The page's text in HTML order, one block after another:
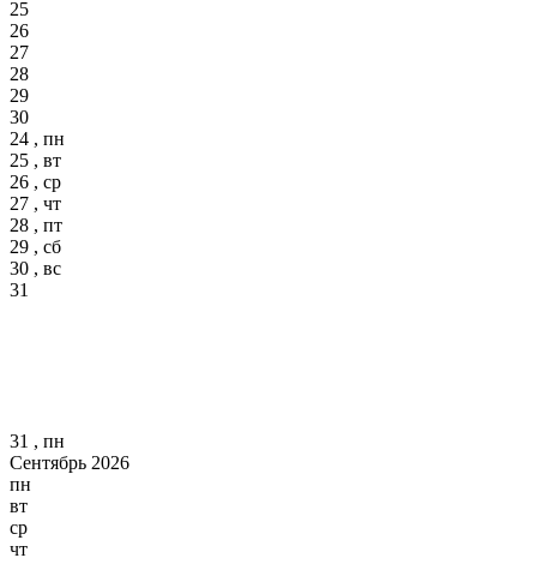
25
26
27
28
29
30
24 , пн
25 , вт
26 , ср
27 , чт
28 , пт
29 , сб
30 , вс
31
31 , пн
Сентябрь 2026
пн
вт
ср
чт